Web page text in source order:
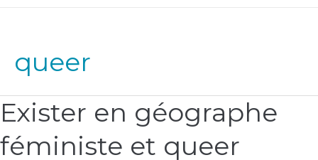
queer
Exister en géographe
féministe et queer
Exister
en
géographe
féministe